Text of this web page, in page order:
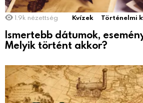
1.9k nézettség Kvízek Történelmi
Ismertebb dátumok,
Melyik történt akkor?